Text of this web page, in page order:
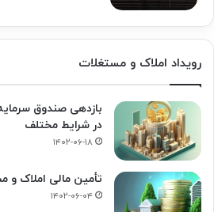
رویداد املاک و مستغلات
بازدهی صندوق
در شرایط مختلف
۱۴۰۲-۰۶-۱۸
تأمین مالی املاک و
۱۴۰۲-۰۶-۰۴